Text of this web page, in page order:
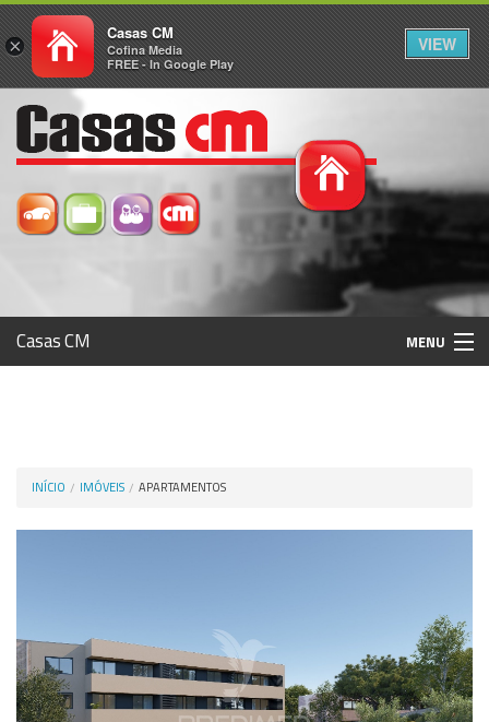
Casas CM MENU
INÍCIO IMÓVEIS APARTAMENTOS
×
Casas CM
Cofina Media
FREE - In Google Play
VIEW